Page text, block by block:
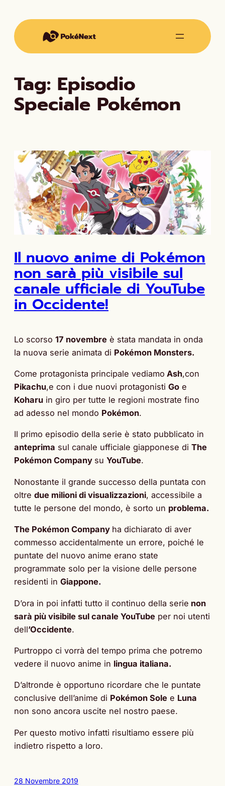
contenuto
Tag: Episodio
Speciale Pokémon
Il nuovo anime di Pokémon
non sarà più visibile sul
canale ufficiale di YouTube
in Occidente!
Lo scorso 17 novembre è stata mandata in onda
la nuova serie animata di Pokémon Monsters.
Come protagonista principale vediamo Ash,con
Pikachu,e con i due nuovi protagonisti Go e
Koharu in giro per tutte le regioni mostrate fino
ad adesso nel mondo Pokémon.
Il primo episodio della serie è stato pubblicato in
anteprima sul canale ufficiale giapponese di The
Pokémon Company su YouTube.
Nonostante il grande successo della puntata con
oltre due milioni di visualizzazioni, accessibile a
tutte le persone del mondo, è sorto un problema.
The Pokémon Company ha dichiarato di aver
commesso accidentalmente un errore, poiché le
puntate del nuovo anime erano state
programmate solo per la visione delle persone
residenti in Giappone.
D’ora in poi infatti tutto il continuo della serie non
sarà più visibile sul canale YouTube per noi utenti
dell’Occidente.
Purtroppo ci vorrà del tempo prima che potremo
vedere il nuovo anime in lingua italiana.
D’altronde è opportuno ricordare che le puntate
conclusive dell’anime di Pokémon Sole e Luna
non sono ancora uscite nel nostro paese.
Per questo motivo infatti risultiamo essere più
indietro rispetto a loro.
28 Novembre 2019